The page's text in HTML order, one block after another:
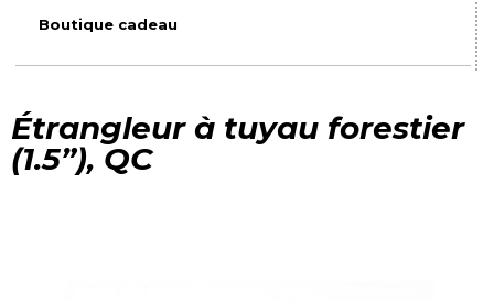
Boutique cadeau
Étrangleur à tuyau forestier
(1.5”), QC